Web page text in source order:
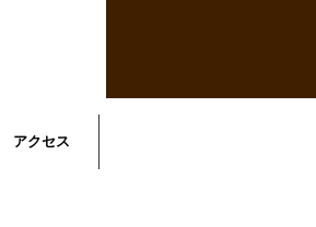
アクセス